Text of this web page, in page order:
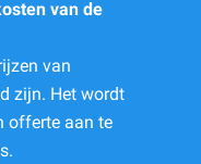
van de
van
zijn. Het wordt
offerte aan te